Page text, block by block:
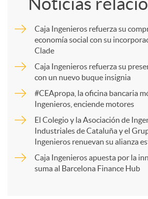
m
r
Caja Ingenieros refuerza su
economía social con su
Clade
Caja Ingenieros refuerza su
con un nuevo buque insignia
#CEApropa, la oficina bancaria
Ingenieros, enciende motores
El Colegio y la Asociación de
Industriales de Cataluña y el
Ingenieros renuevan su alianza
Caja Ingenieros apuesta por la
suma al Barcelona Finance Hub